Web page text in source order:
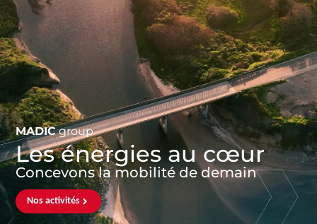
MADIC group
Les énergies au cœur
Concevons la mobilité de demain
Nos activités